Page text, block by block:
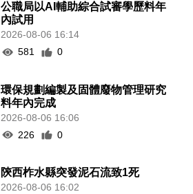
公職局以AI輔助綜合試審學歷料年
內試用
2026-08-06 16:14
581
0
環保規劃編製及固體廢物管理研究
料年內完成
2026-08-06 16:06
226
0
陝西柞水縣突發泥石流致1死
2026-08-06 16:02